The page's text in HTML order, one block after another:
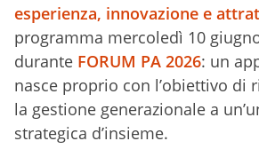
esperienza, innovazione e
programma mercoledì 10
durante FORUM PA 2026: un
nasce proprio con l’obiettivo di
la gestione generazionale a
strategica d’insieme.